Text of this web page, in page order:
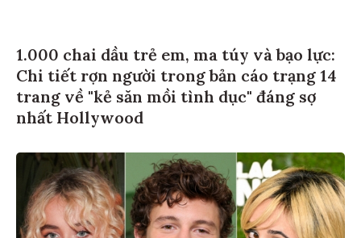
1.000 chai dầu trẻ em, ma túy và bạo lực:
Chi tiết rợn người trong bản cáo trạng 14
trang về "kẻ săn mồi tình dục" đáng sợ
nhất Hollywood